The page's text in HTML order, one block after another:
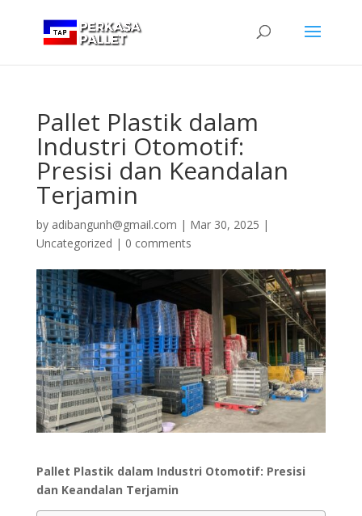
Pallet Plastik dalam
Industri Otomotif:
Presisi dan Keandalan
Terjamin
by adibangunh@gmail.com | Mar 30, 2025 |
Uncategorized | 0 comments
Pallet Plastik dalam Industri Otomotif: Presisi
dan Keandalan Terjamin